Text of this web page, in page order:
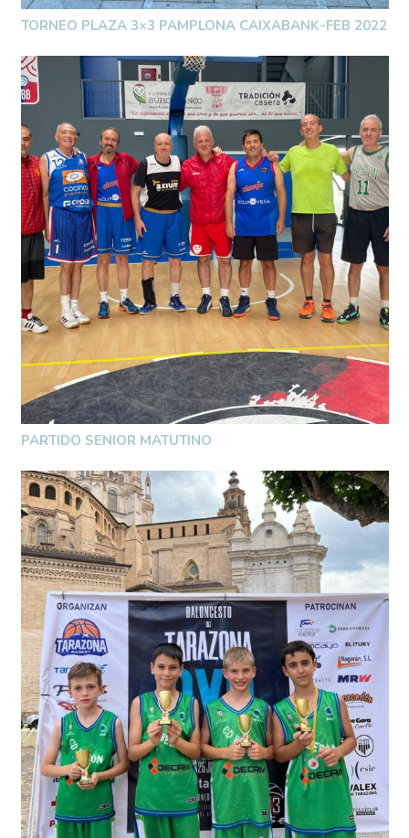
TORNEO PLAZA 3×3 PAMPLONA CAIXABANK-FEB 2022
PARTIDO SENIOR MATUTINO